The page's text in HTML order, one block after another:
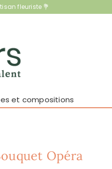
fleuriste 💐
et compositions
Opéra